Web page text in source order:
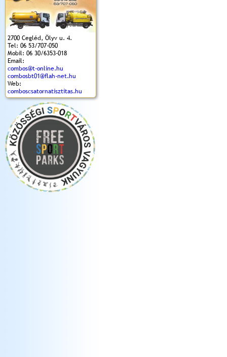
2700 Cegléd, Ölyv u. 4.
Tel: 06 53/707-050
Mobil: 06 30/6353-018
Email:
combos@t-online.hu
combosbt01@flah-net.hu
Web:
comboscsatornatisztitas.hu